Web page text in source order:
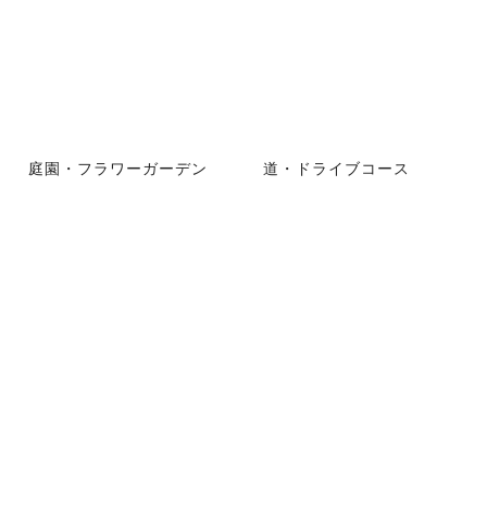
庭園・フラワーガーデン 道・ドライブコース